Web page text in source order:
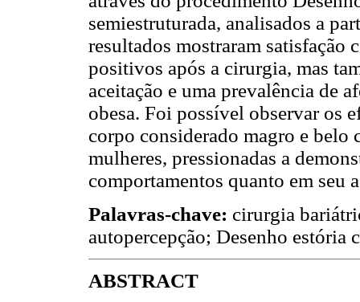
semiestruturada, analisados a
resultados mostraram satisfação
positivos após a cirurgia, mas
aceitação e uma prevalência de
obesa. Foi possível observar os
corpo considerado magro e belo
mulheres, pressionadas a
comportamentos quanto em seu
Palavras-chave: cirurgia
autopercepção; Desenho estória
ABSTRACT